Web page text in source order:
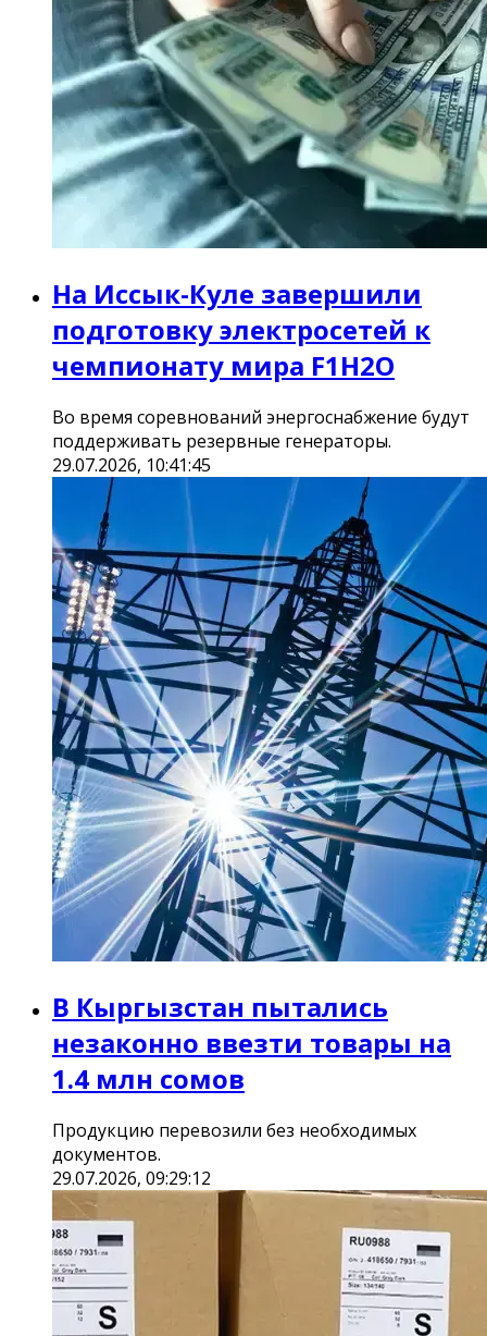
На Иссык-Куле завершили
подготовку электросетей к
чемпионату мира F1H2O
Во время соревнований энергоснабжение будут
поддерживать резервные генераторы.
29.07.2026, 10:41:45
В Кыргызстан пытались
незаконно ввезти товары на
1.4 млн сомов
Продукцию перевозили без необходимых
документов.
29.07.2026, 09:29:12